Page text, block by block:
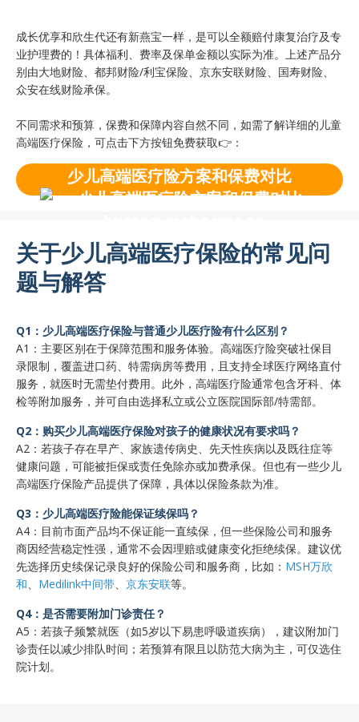
成长优享和欣生代还有新燕宝一样，是可以全额赔付康复治疗及专
业护理费的！具体福利、费率及保单金额以实际为准。上述产品分
别由大地财险、都邦财险/利宝保险、京东安联财险、国寿财险、
众安在线财险承保。
不同需求和预算，保费和保障内容自然不同，如需了解详细的儿童
高端医疗保险，可点击下方按钮免费获取👉：
少儿高端医疗险方案和保费对比
‌关于少儿高端医疗保险的常见问
题与解答
‌Q1：少儿高端医疗保险与普通少儿医疗险有什么区别？‌
‌A1‌：主要区别在于保障范围和服务体验。高端医疗险突破社保目
录限制，覆盖进口药、特需病房等费用，且支持全球医疗网络直付
服务，就医时无需垫付费用‌。此外，高端医疗险通常包含牙科、体
检等附加服务，并可自由选择私立或公立医院国际部/特需部‌。
‌Q2：购买少儿高端医疗保险对孩子的健康状况有要求吗？‌
‌A2：若孩子存在早产、家族遗传病史、先天性疾病以及既往症等
健康问题，可能被拒保或责任免除亦或加费‌承保。但也有一些少儿
高端医疗保险产品提供了保障，具体以保险条款为准。
‌Q3：少儿高端医疗险能保证续保吗？‌
‌A4‌：目前市面产品均不保证能一直续保，但一些保险公司和服务
商因经营稳定性强，通常不会因理赔或健康变化拒绝续保‌。建议优
先选择历史续保记录良好的保险公司‌和服务商，比如： MSH万欣
和、 Medilink中间带、 京东安联等。
‌Q4：是否需要附加门诊责任？‌
‌A5‌：若孩子频繁就医（如5岁以下易患呼吸道疾病），建议附加门
诊责任以减少排队时间；若预算有限且以防范大病为主，可仅选住
院计划‌。